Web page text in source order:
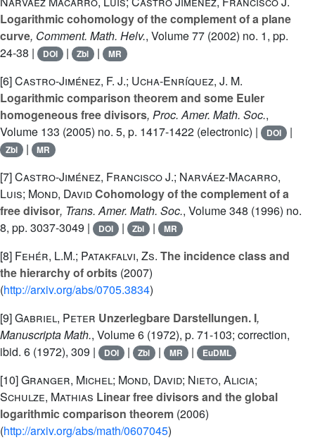
Logarithmic cohomology of the complement of a plane
curve, Comment. Math. Helv., Volume 77 (2002) no. 1, pp.
24-38 |
DOI | Zbl | MR
[6]Castro-Jiménez, F. J.; Ucha-Enríquez, J. M.
Logarithmic comparison theorem and some Euler
homogeneous free divisors, Proc. Amer. Math. Soc.,
Volume 133 (2005) no. 5, p. 1417-1422 (electronic) | DOI |
Zbl | MR
[7]Castro-Jiménez, Francisco J.; Narváez-Macarro,
Luis; Mond, DavidCohomology of the complement of a
free divisor, Trans. Amer. Math. Soc., Volume 348 (1996) no.
8, pp. 3037-3049 |
DOI | Zbl | MR
[8] Fehér, L.M.; Patakfalvi, Zs. The incidence class and
the hierarchy of orbits (2007)
(http://arxiv.org/abs/0705.3834)
[9]Gabriel, Peter Unzerlegbare Darstellungen. I,
Manuscripta Math., Volume 6 (1972), p. 71-103; correction,
ibid. 6 (1972), 309 |
DOI | Zbl | MR | EuDML
[10]Granger, Michel; Mond, David; Nieto, Alicia;
Schulze, Mathias Linear free divisors and the global
logarithmic comparison theorem (2006)
(http://arxiv.org/abs/math/0607045)